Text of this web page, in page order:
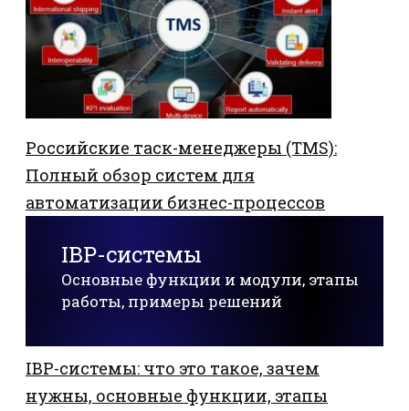
Российские таск-менеджеры (TMS):
Полный обзор систем для
автоматизации бизнес-процессов
IBP-системы
Основные функции и модули, этапы
работы, примеры решений
IBP-системы: что это такое, зачем
нужны, основные функции, этапы